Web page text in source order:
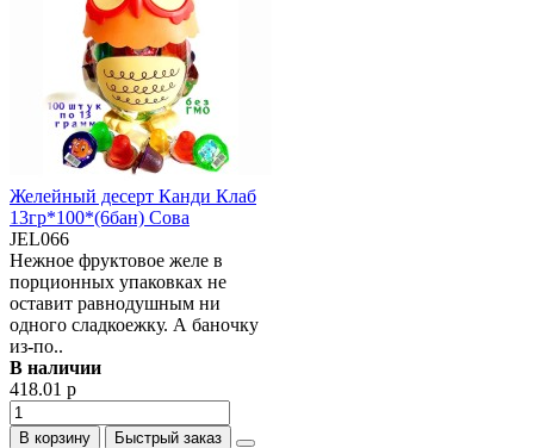
Желейный десерт Канди Клаб
13гр*100*(6бан) Сова
JEL066
Нежное фруктовое желе в
порционных упаковках не
оставит равнодушным ни
одного сладкоежку. А баночку
из-по..
В наличии
418.01 р
В корзину Быстрый заказ